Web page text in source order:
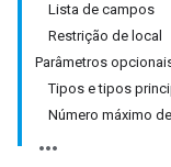
Lista de campos
Restrição de local
Parâmetros
Tipos e tipos
Número máximo